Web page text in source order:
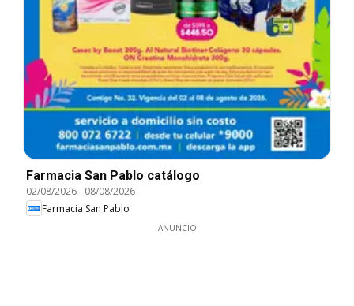
Farmacia San Pablo catálogo
02/08/2026- 08/08/2026
Farmacia San Pablo
ANUNCIO